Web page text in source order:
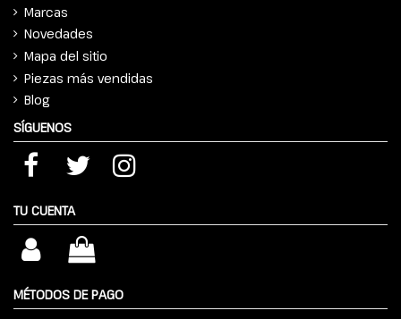
Marcas
Novedades
Mapa del sitio
Piezas más vendidas
Blog
SÍGUENOS
TU CUENTA
MÉTODOS DE PAGO